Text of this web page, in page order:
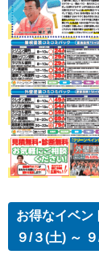
お得なイベ
９/３(土) ～